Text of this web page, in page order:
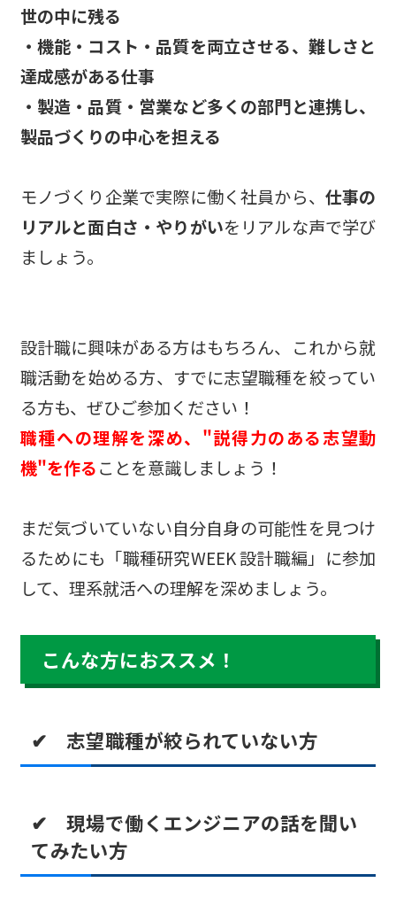
世の中に残る
・機能・コスト・品質を両立させる、難しさと
達成感がある仕事
・製造・品質・営業など多くの部門と連携し、
製品づくりの中心を担える
モノづくり企業で実際に働く社員から、 仕事の
リアルと面白さ・やりがいをリアルな声で学び
ましょう。
設計職に興味がある方はもちろん、これから就
職活動を始める方、すでに志望職種を絞ってい
る方も、ぜひご参加ください！
職種への理解を深め、"説得力のある志望動
機"を作ることを意識しましょう！
まだ気づいていない自分自身の可能性を見つけ
るためにも「職種研究WEEK 設計職編」に参加
して、理系就活への理解を深めましょう。
こんな方におススメ！
✔ 志望職種が絞られていない方
✔ 現場で働くエンジニアの話を聞い
てみたい方